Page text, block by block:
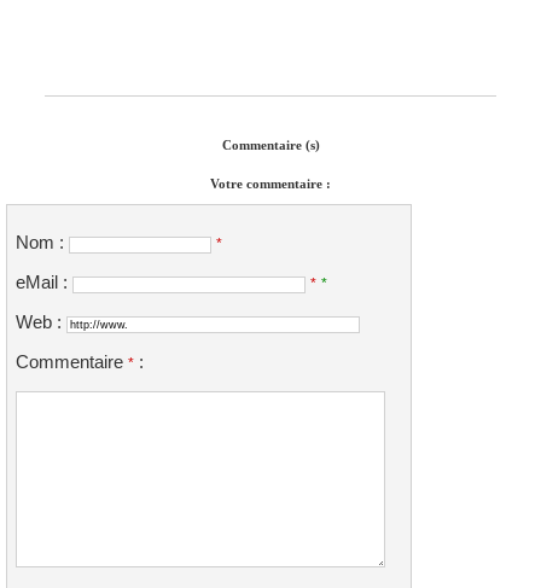
Commentaire (s)
Votre commentaire :
Nom : *
eMail : * *
Web :
Commentaire * :